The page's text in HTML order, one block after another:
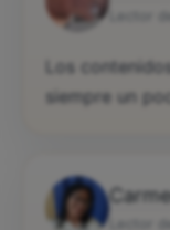
Los
siempre un